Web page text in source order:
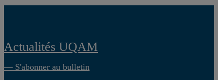
Actualités UQAM
— S'abonner au bulletin